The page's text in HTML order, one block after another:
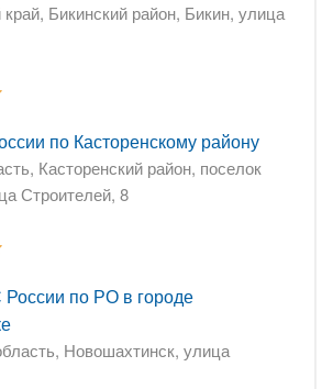
Бикинский район, Бикин, улица
по Касторенскому району
Касторенский район, поселок
Строителей, 8
по РО в городе
Новошахтинск, улица